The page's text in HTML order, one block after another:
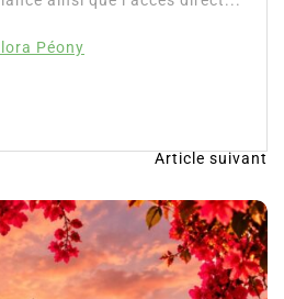
Péony
Article suivant